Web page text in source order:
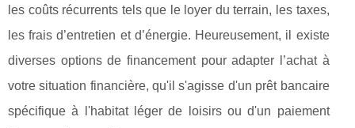
les coûts récurrents tels que le loyer du terrain, les taxes,
les frais d’entretien et d’énergie. Heureusement, il existe
diverses options de financement pour adapter l’achat à
votre situation financière, qu'il s'agisse d'un prêt bancaire
spécifique à l'habitat léger de loisirs ou d'un paiement